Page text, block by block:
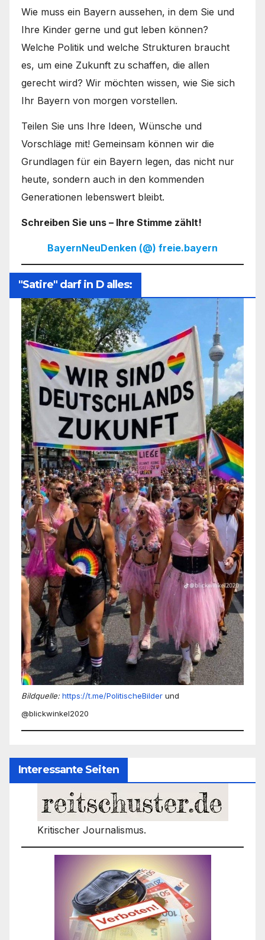
Wie muss ein Bayern aussehen, in dem Sie und
Ihre Kinder gerne und gut leben können?
Welche Politik und welche Strukturen braucht
es, um eine Zukunft zu schaffen, die allen
gerecht wird? Wir möchten wissen, wie Sie sich
Ihr Bayern von morgen vorstellen.
Teilen Sie uns Ihre Ideen, Wünsche und
Vorschläge mit! Gemeinsam können wir die
Grundlagen für ein Bayern legen, das nicht nur
heute, sondern auch in den kommenden
Generationen lebenswert bleibt.
Schreiben Sie uns – Ihre Stimme zählt!
BayernNeuDenken (@) freie.bayern
"Satire" darf in D alles:
Bildquelle: https://t.me/PolitischeBilder und
@blickwinkel2020
Interessante Seiten
Kritischer Journalismus.